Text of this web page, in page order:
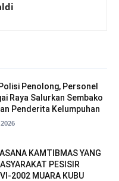
Penolong, Personel
Raya Salurkan Sembako
Penderita Kelumpuhan
KAMTIBMAS YANG
PESISIR
2002 MUARA KUBU